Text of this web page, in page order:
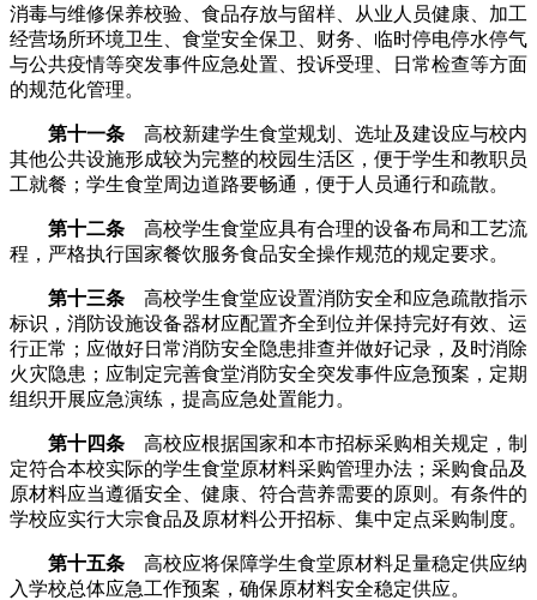
消毒与维修保养校验、食品存放与留样、从业人员健康、加工
经营场所环境卫生、食堂安全保卫、财务、临时停电停水停气
与公共疫情等突发事件应急处置、投诉受理、日常检查等方面
的规范化管理。
第十一条 高校新建学生食堂规划、选址及建设应与校内
其他公共设施形成较为完整的校园生活区，便于学生和教职员
工就餐；学生食堂周边道路要畅通，便于人员通行和疏散。
第十二条 高校学生食堂应具有合理的设备布局和工艺流
程，严格执行国家餐饮服务食品安全操作规范的规定要求。
第十三条 高校学生食堂应设置消防安全和应急疏散指示
标识，消防设施设备器材应配置齐全到位并保持完好有效、运
行正常；应做好日常消防安全隐患排查并做好记录，及时消除
火灾隐患；应制定完善食堂消防安全突发事件应急预案，定期
组织开展应急演练，提高应急处置能力。
第十四条 高校应根据国家和本市招标采购相关规定，制
定符合本校实际的学生食堂原材料采购管理办法；采购食品及
原材料应当遵循安全、健康、符合营养需要的原则。有条件的
学校应实行大宗食品及原材料公开招标、集中定点采购制度。
第十五条 高校应将保障学生食堂原材料足量稳定供应纳
入学校总体应急工作预案，确保原材料安全稳定供应。